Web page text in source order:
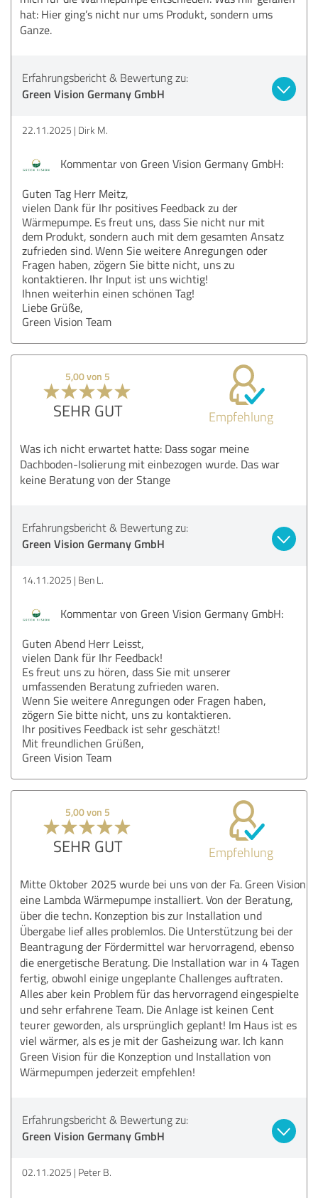
hat: Hier ging’s nicht nur ums Produkt, sondern ums
Ganze.
Erfahrungsbericht & Bewertung zu:
Green Vision Germany GmbH
22.11.2025 Dirk M.
Kommentar von Green Vision Germany GmbH:
Guten Tag Herr Meitz,
vielen Dank für Ihr positives Feedback zu der
Wärmepumpe. Es freut uns, dass Sie nicht nur mit
dem Produkt, sondern auch mit dem gesamten Ansatz
zufrieden sind. Wenn Sie weitere Anregungen oder
Fragen haben, zögern Sie bitte nicht, uns zu
kontaktieren. Ihr Input ist uns wichtig!
Ihnen weiterhin einen schönen Tag!
Liebe Grüße,
Green Vision Team
5,00 von 5
SEHR GUT Empfehlung
Was ich nicht erwartet hatte: Dass sogar meine
Dachboden-Isolierung mit einbezogen wurde. Das war
keine Beratung von der Stange
Erfahrungsbericht & Bewertung zu:
Green Vision Germany GmbH
14.11.2025 Ben L.
Kommentar von Green Vision Germany GmbH:
Guten Abend Herr Leisst,
vielen Dank für Ihr Feedback!
Es freut uns zu hören, dass Sie mit unserer
umfassenden Beratung zufrieden waren.
Wenn Sie weitere Anregungen oder Fragen haben,
zögern Sie bitte nicht, uns zu kontaktieren.
Ihr positives Feedback ist sehr geschätzt!
Mit freundlichen Grüßen,
Green Vision Team
5,00 von 5
SEHR GUT Empfehlung
Mitte Oktober 2025 wurde bei uns von der Fa. Green Vision
eine Lambda Wärmepumpe installiert. Von der Beratung,
über die techn. Konzeption bis zur Installation und
Übergabe lief alles problemlos. Die Unterstützung bei der
Beantragung der Fördermittel war hervorragend, ebenso
die energetische Beratung. Die Installation war in 4 Tagen
fertig, obwohl einige ungeplante Challenges auftraten.
Alles aber kein Problem für das hervorragend eingespielte
und sehr erfahrene Team. Die Anlage ist keinen Cent
teurer geworden, als ursprünglich geplant! Im Haus ist es
viel wärmer, als es je mit der Gasheizung war. Ich kann
Green Vision für die Konzeption und Installation von
Wärmepumpen jederzeit empfehlen!
Erfahrungsbericht & Bewertung zu:
Green Vision Germany GmbH
02.11.2025 Peter B.